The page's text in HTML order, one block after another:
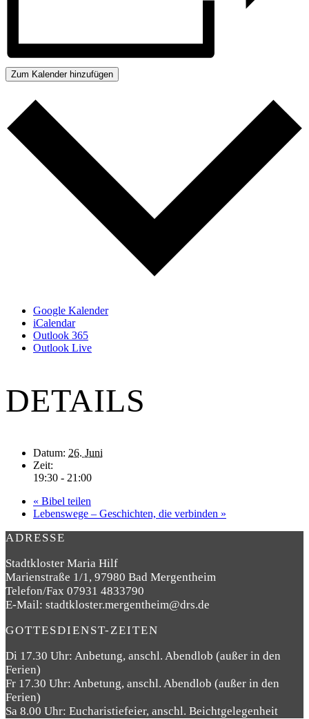
Zum Kalender hinzufügen
Google Kalender
iCalendar
Outlook 365
Outlook Live
DETAILS
Datum: 26. Juni
Zeit:
19:30 - 21:00
« Bibel teilen
Lebenswege – Geschichten, die verbinden »
ADRESSE
Stadtkloster Maria Hilf
Marienstraße 1/1, 97980 Bad Mergentheim
Telefon/Fax 07931 4833790
E-Mail: stadtkloster.mergentheim@drs.de
GOTTESDIENST-ZEITEN
Di 17.30 Uhr: Anbetung, anschl. Abendlob (außer in den
Ferien)
Fr 17.30 Uhr: Anbetung, anschl. Abendlob (außer in den
Ferien)
Sa 8.00 Uhr: Eucharistiefeier, anschl. Beichtgelegenheit